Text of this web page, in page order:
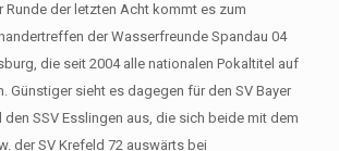
Runde der letzten Acht kommt es zum
der Wasserfreunde Spandau 04
die seit 2004 alle nationalen Pokaltitel auf
Günstiger sieht es dagegen für den SV Bayer
den SSV Esslingen aus, die sich beide mit dem
der SV Krefeld 72 auswärts bei